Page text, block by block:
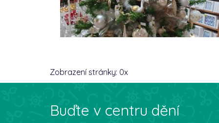
Zobrazení stránky: 0x
Buďte v centru dění